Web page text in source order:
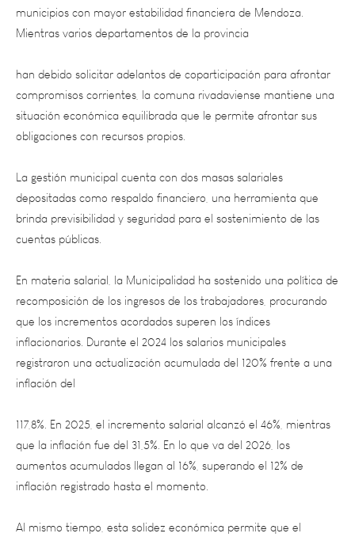
han debido solicitar adelantos de coparticipación para afrontar
compromisos corrientes, la comuna rivadaviense mantiene una
situación económica equilibrada que le permite afrontar sus
obligaciones con recursos propios.
La gestión municipal cuenta con dos masas salariales
depositadas como respaldo financiero, una herramienta que
brinda previsibilidad y seguridad para el sostenimiento de las
cuentas públicas.
En materia salarial, la Municipalidad ha sostenido una política de
recomposición de los ingresos de los trabajadores, procurando
que los incrementos acordados superen los índices
inflacionarios. Durante el 2024 los salarios municipales
registraron una actualización acumulada del 120% frente a una
inflación del
117,8%. En 2025, el incremento salarial alcanzó el 46%, mientras
que la inflación fue del 31,5%. En lo que va del 2026, los
aumentos acumulados llegan al 16%, superando el 12% de
inflación registrado hasta el momento.
Al mismo tiempo, esta solidez económica permite que el
municipio continúe desarrollando obras con financiamiento